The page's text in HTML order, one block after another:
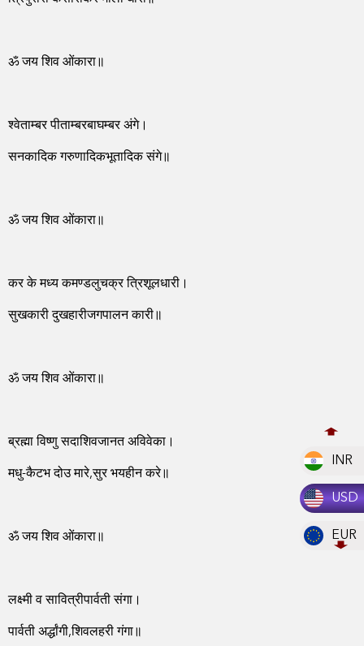
INR
USD
EUR
ॐ जय शिव ओंकारा॥
श्वेताम्बर पीताम्बरबाघम्बर अंगे।
सनकादिक गरुणादिकभूतादिक संगे॥
ॐ जय शिव ओंकारा॥
कर के मध्य कमण्डलुचक्र त्रिशूलधारी।
सुखकारी दुखहारीजगपालन कारी॥
ॐ जय शिव ओंकारा॥
ब्रह्मा विष्णु सदाशिवजानत अविवेका।
मधु-कैटभ दो‌उ मारे,सुर भयहीन करे॥
ॐ जय शिव ओंकारा॥
लक्ष्मी व सावित्रीपार्वती संगा।
पार्वती अर्द्धांगी,शिवलहरी गंगा॥